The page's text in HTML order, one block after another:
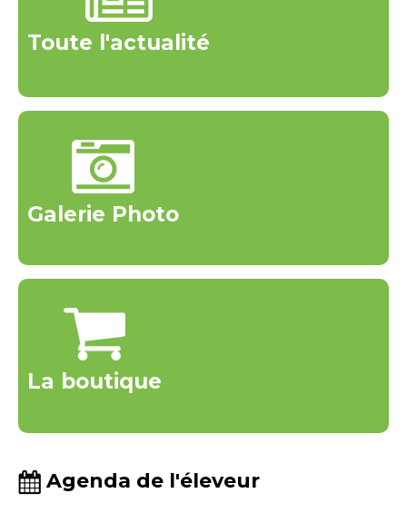
Toute l'actualité
Galerie Photo
La boutique
Agenda de l'éleveur